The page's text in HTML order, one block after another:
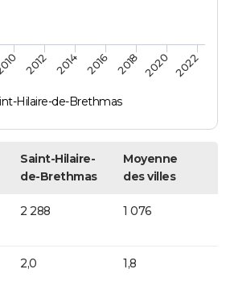
Hilaire-de-Brethmas
2012 2014 2016 2018 2020 2022
Saint-Hilaire-
de-Brethmas
Moyenne
des villes
2 288 1 076
2,0 1,8